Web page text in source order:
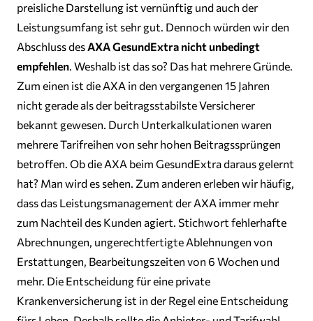
preisliche Darstellung ist vernünftig und auch der
Leistungsumfang ist sehr gut. Dennoch würden wir den
Abschluss desAXA GesundExtra nicht unbedingt
empfehlen. Weshalb ist das so? Das hat mehrere Gründe.
Zum einen ist die AXA in den vergangenen 15 Jahren
nicht gerade als der beitragsstabilste Versicherer
bekannt gewesen. Durch Unterkalkulationen waren
mehrere Tarifreihen von sehr hohen Beitragssprüngen
betroffen. Ob die AXA beim GesundExtra daraus gelernt
hat? Man wird es sehen. Zum anderen erleben wir häufig,
dass das Leistungsmanagement der AXA immer mehr
zum Nachteil des Kunden agiert. Stichwort fehlerhafte
Abrechnungen, ungerechtfertigte Ablehnungen von
Erstattungen, Bearbeitungszeiten von 6 Wochen und
mehr. Die Entscheidung für eine private
Krankenversicherung ist in der Regel eine Entscheidung